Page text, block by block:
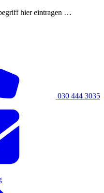
hier eintragen …
030 444 3035